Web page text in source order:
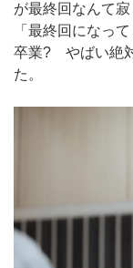
が最終回なんて寂
「最終回になっ
卒業? やばい絶
た。